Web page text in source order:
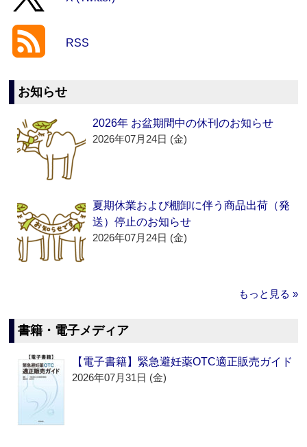
RSS
お知らせ
2026年 お盆期間中の休刊のお知らせ
2026年07月24日 (金)
夏期休業および棚卸に伴う商品出荷（発
送）停止のお知らせ
2026年07月24日 (金)
もっと見る »
書籍・電子メディア
【電子書籍】緊急避妊薬OTC適正販売ガイド
2026年07月31日 (金)